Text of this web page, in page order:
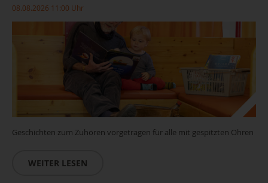
08.08.2026 11:00 Uhr
Geschichten zum Zuhören vorgetragen für alle mit gespitzten Ohren
WEITER LESEN